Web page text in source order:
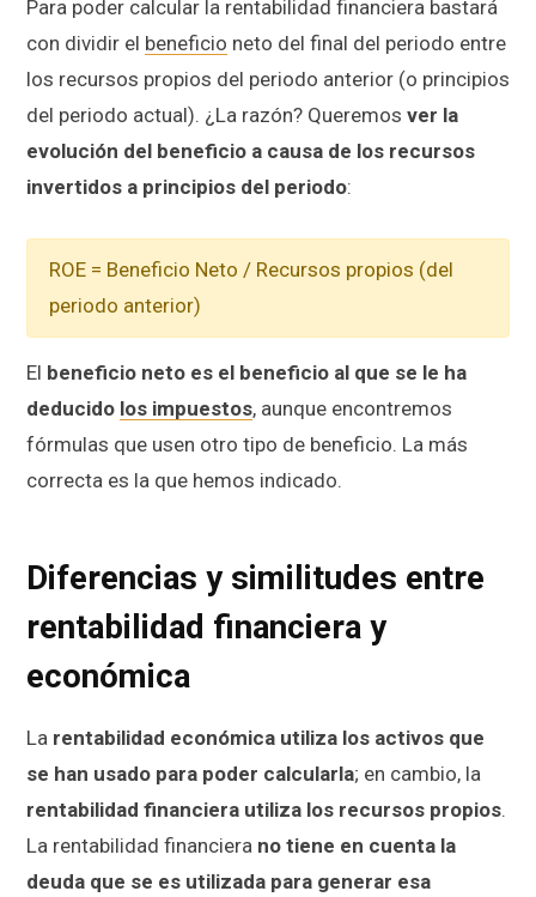
Para poder calcular la rentabilidad financiera bastará
con dividir el beneficio neto del final del periodo entre
los recursos propios del periodo anterior (o principios
del periodo actual). ¿La razón? Queremos ver la
evolución del beneficio a causa de los recursos
invertidos a principios del periodo:
ROE = Beneficio Neto / Recursos propios (del
periodo anterior)
El beneficio neto es el beneficio al que se le ha
deducido los impuestos, aunque encontremos
fórmulas que usen otro tipo de beneficio. La más
correcta es la que hemos indicado.
Diferencias y similitudes entre
rentabilidad financiera y
económica
La rentabilidad económica utiliza los activos que
se han usado para poder calcularla; en cambio, la
rentabilidad financiera utiliza los recursos propios.
La rentabilidad financiera no tiene en cuenta la
deuda que se es utilizada para generar esa